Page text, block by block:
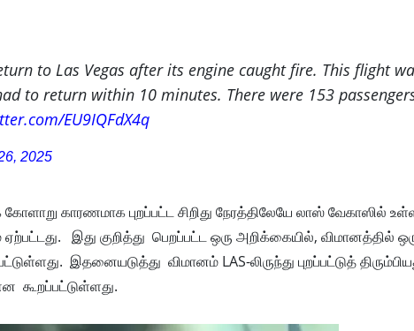
to Las Vegas after its engine caught fire. This flight
to return within 10 minutes. There were 153
EU9IQFdX4q
2025
காரணமாக புறப்பட்ட சிறிது நேரத்திலேயே லாஸ் வேகாஸில்
இது குறித்து பெறப்பட்ட ஒரு அறிக்கையில், விமானத்தில்
இதனையடுத்து விமானம் LAS-லிருந்து புறப்பட்டுத்
கூறப்பட்டுள்ளது.